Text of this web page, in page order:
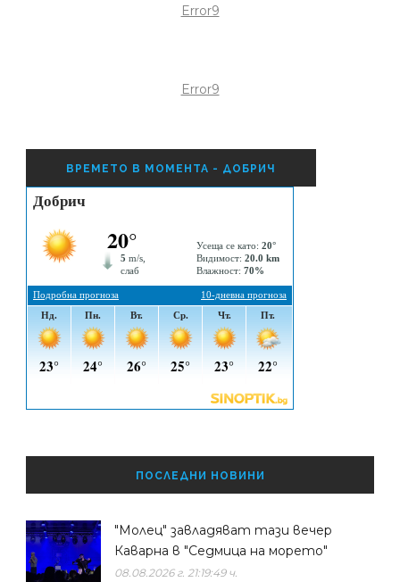
Error9
Error9
ВРЕМЕТО В МОМЕНТА - ДОБРИЧ
ПОСЛЕДНИ НОВИНИ
"Молец" завладяват тази вечер
Каварна в "Седмица на морето"
08.08.2026 г. 21:19:49 ч.